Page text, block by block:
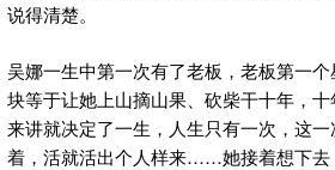
说得清楚。
吴娜一生中第一次有了老板，老板第一
块等于让她上山摘山果、砍柴干十年，
来讲就决定了一生，人生只有一次，这
着，活就活出个人样来……她接着想下去